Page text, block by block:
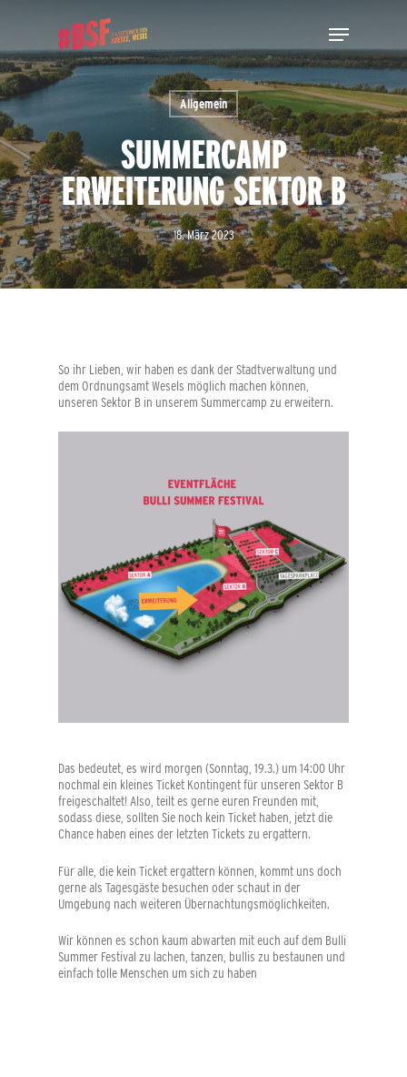
content
Menu
Allgemein
SUMMERCAMP
ERWEITERUNG SEKTOR B
18. März 2023
So ihr Lieben, wir haben es dank der Stadtverwaltung und
dem Ordnungsamt Wesels möglich machen können,
unseren Sektor B in unserem Summercamp zu erweitern.
Das bedeutet, es wird morgen (Sonntag, 19.3.) um 14:00 Uhr
nochmal ein kleines Ticket Kontingent für unseren Sektor B
freigeschaltet! Also, teilt es gerne euren Freunden mit,
sodass diese, sollten Sie noch kein Ticket haben, jetzt die
Chance haben eines der letzten Tickets zu ergattern.
Für alle, die kein Ticket ergattern können, kommt uns doch
gerne als Tagesgäste besuchen oder schaut in der
Umgebung nach weiteren Übernachtungsmöglichkeiten.
Wir können es schon kaum abwarten mit euch auf dem Bulli
Summer Festival zu lachen, tanzen, bullis zu bestaunen und
einfach tolle Menschen um sich zu haben
Close
Menu